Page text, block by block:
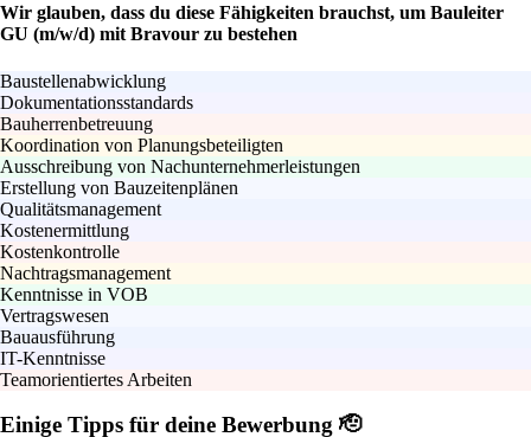
Wir glauben, dass du diese Fähigkeiten brauchst, um Bauleiter
GU (m/w/d) mit Bravour zu bestehen
Baustellenabwicklung
Dokumentationsstandards
Bauherrenbetreuung
Koordination von Planungsbeteiligten
Ausschreibung von Nachunternehmerleistungen
Erstellung von Bauzeitenplänen
Qualitätsmanagement
Kostenermittlung
Kostenkontrolle
Nachtragsmanagement
Kenntnisse in VOB
Vertragswesen
Bauausführung
IT-Kenntnisse
Teamorientiertes Arbeiten
Einige Tipps für deine Bewerbung 🫡